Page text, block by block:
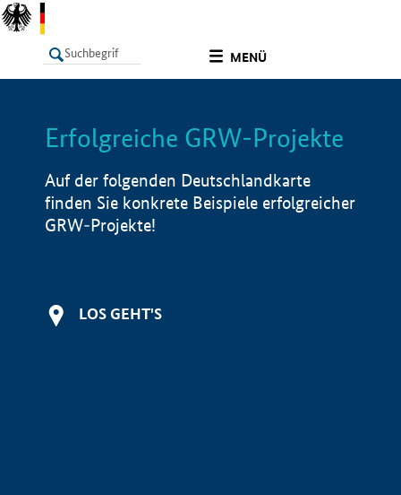
MENÜ
LISTE Info
Erfolgreiche GRW-Projekte
Auf der folgenden Deutschlandkarte
finden Sie konkrete Beispiele erfolgreicher
GRW-Projekte!
LOS GEHT'S